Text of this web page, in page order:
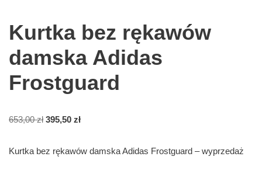
Kurtka bez rękawów
damska Adidas
Frostguard
653,00zł 395,50 zł
Kurtka bez rękawów damska Adidas Frostguard – wyprzedaż